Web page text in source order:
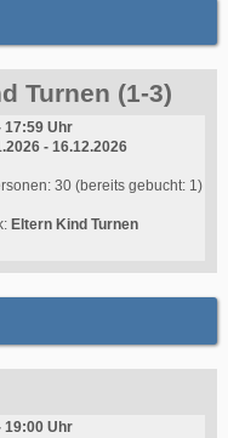
Turnen (1-3)
17:59 Uhr
- 16.12.2026
30 (bereits gebucht: 1)
Eltern Kind Turnen
19:00 Uhr